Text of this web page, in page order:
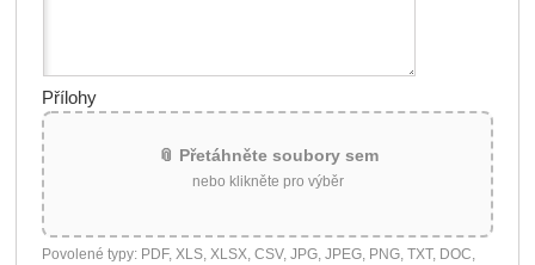
Přílohy
📎 Přetáhněte soubory sem
nebo klikněte pro výběr
Povolené typy: PDF, XLS, XLSX, CSV, JPG, JPEG, PNG, TXT, DOC,